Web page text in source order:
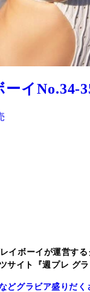
イNo.34-
イボーイが運営する
サイト『週プレ グラ
どグラビア盛りだく